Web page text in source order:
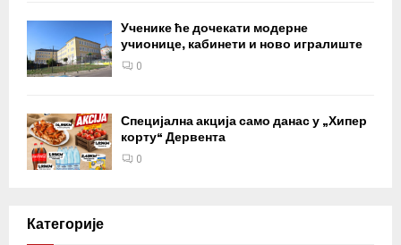
Ученике ће дочекати модерне
учионице, кабинети и ново игралиште
0
Специјална акција само данас у „Хипер
корту“ Дервента
0
Категорије